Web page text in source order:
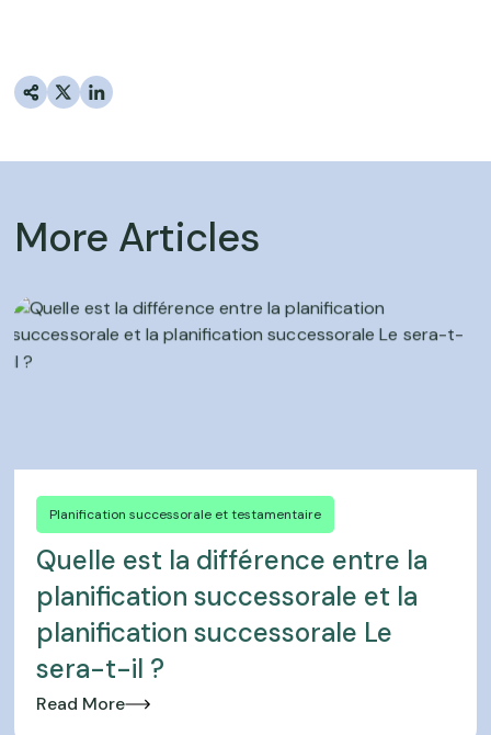
More Articles
Planification successorale et testamentaire
Quelle est la différence entre la
planification successorale et la
planification successorale Le
sera-t-il ?
Read More